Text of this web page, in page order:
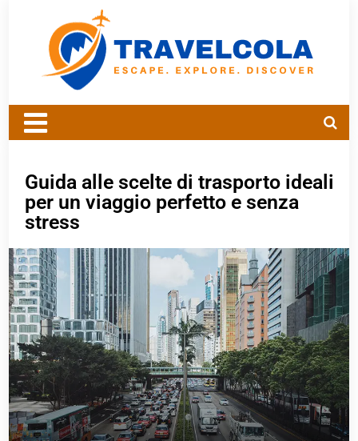
Guida alle scelte di trasporto ideali
per un viaggio perfetto e senza
stress